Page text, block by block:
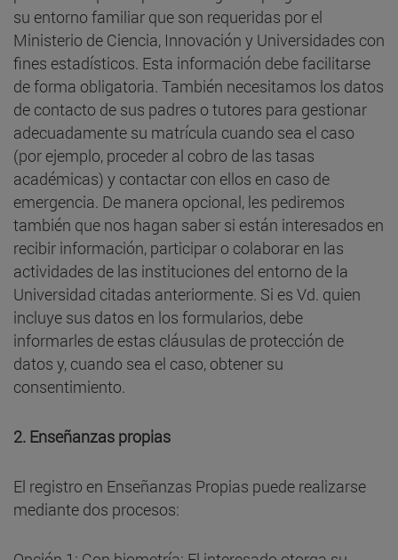
su entorno familiar que son requeridas por el
Ministerio de Ciencia, Innovación y Universidades con
fines estadísticos. Esta información debe facilitarse
de forma obligatoria. También necesitamos los datos
de contacto de sus padres o tutores para gestionar
adecuadamente su matrícula cuando sea el caso
(por ejemplo, proceder al cobro de las tasas
académicas) y contactar con ellos en caso de
emergencia. De manera opcional, les pediremos
también que nos hagan saber si están interesados en
recibir información, participar o colaborar en las
actividades de las instituciones del entorno de la
Universidad citadas anteriormente. Si es Vd. quien
incluye sus datos en los formularios, debe
informarles de estas cláusulas de protección de
datos y, cuando sea el caso, obtener su
consentimiento.
2. Enseñanzas propias
El registro en Enseñanzas Propias puede realizarse
mediante dos procesos: